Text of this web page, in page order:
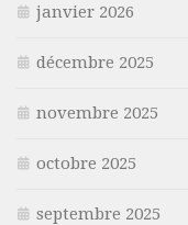
janvier 2026
décembre 2025
novembre 2025
octobre 2025
septembre 2025